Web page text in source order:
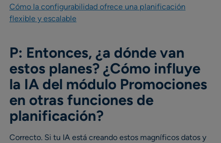
Cómo la configurabilidad ofrece una planificación
flexible y escalable
P: Entonces, ¿a dónde van
estos planes? ¿Cómo influye
la IA del módulo Promociones
en otras funciones de
planificación?
Correcto. Si tu IA está creando estos magníficos datos y